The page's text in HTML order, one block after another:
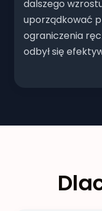
dalszego
uporządkować
ograniczenia
odbył się